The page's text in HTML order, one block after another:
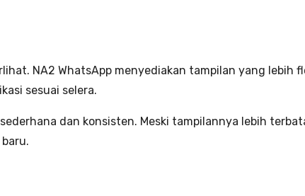
NA2 WhatsApp menyediakan tampilan yang lebih
sesuai selera.
dan konsisten. Meski tampilannya lebih